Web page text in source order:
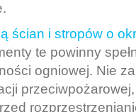
ścian i stropów o
te powinny
ogniowej. Nie